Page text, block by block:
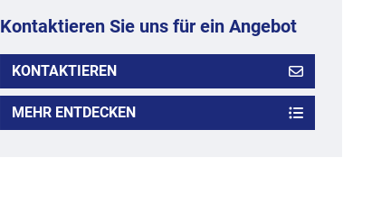
Kontaktieren Sie uns für ein Angebot
KONTAKTIEREN
MEHR ENTDECKEN